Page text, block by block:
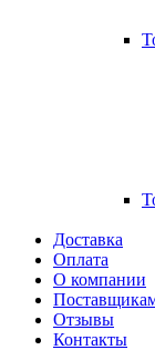
Доставка
Оплата
О компании
Отзывы
Контакты